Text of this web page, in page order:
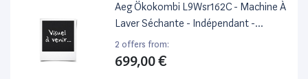
Aeg Ökokombi L9Wsr162C - Machine À
Laver Séchante - Indépendant -
Largeur : 60 Cm - Profondeur : 63 Cm -
Hauteur : 87 Cm - Chargement Frontal
2 offers from:
699,00 €